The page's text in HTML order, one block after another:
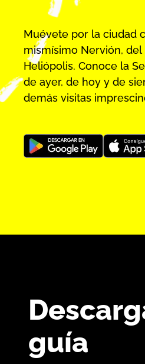
Muévete por la ciudad
mismísimo Nervión,
Heliópolis. Conoce la
de ayer, de hoy y de
demás visitas
guía